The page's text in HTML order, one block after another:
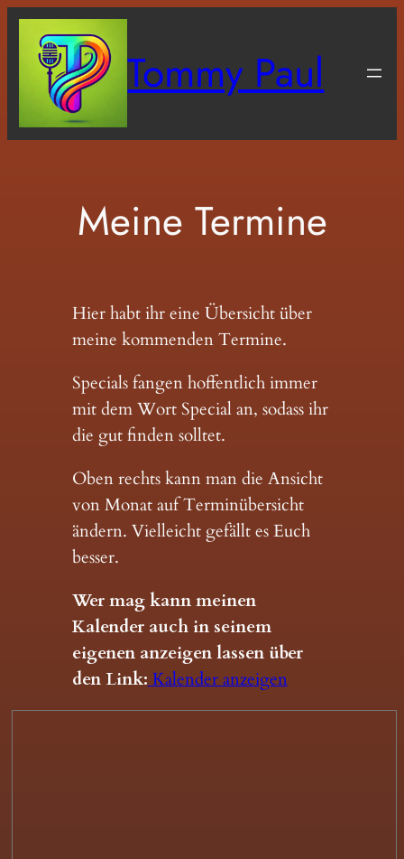
Zum
Inhalt
springen
Tommy Paul
Meine Termine
Hier habt ihr eine Übersicht über
meine kommenden Termine.
Specials fangen hoffentlich immer
mit dem Wort Special an, sodass ihr
die gut finden solltet.
Oben rechts kann man die Ansicht
von Monat auf Terminübersicht
ändern. Vielleicht gefällt es Euch
besser.
Wer mag kann meinen
Kalender auch in seinem
eigenen anzeigen lassen über
den Link: Kalender anzeigen